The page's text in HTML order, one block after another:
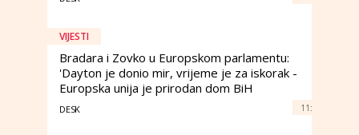
VIJESTI
Bradara i Zovko u Europskom parlamentu:
'Dayton je donio mir, vrijeme je za iskorak -
Europska unija je prirodan dom BiH
DESK 11: